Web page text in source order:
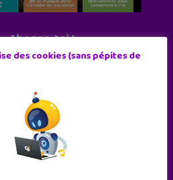
Abonne-toi !
11 numéros par an
JE M'ABONNE !
des cookies (sans pépites de